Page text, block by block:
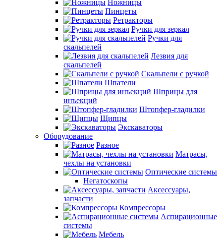
Ножницы
Пинцеты
Ретракторы
Ручки для зеркал
Ручки для
скальпелей
Лезвия для
скальпелей
Скальпели с ручкой
Шпатели
Шприцы для
инъекций
Штопфер-гладилки
Щипцы
Экскаваторы
Оборудование
Разное
Матрасы,
чехлы на установки
Оптические системы
Негатоскопы
Аксессуары,
запчасти
Компрессоры
Аспирационные
системы
Мебель